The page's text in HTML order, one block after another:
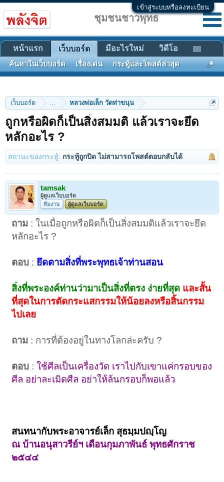
เข้าสู่ระบบหรือลงทะเบียน
เว็บบอร์ด ... หลวงพ่อเล็ก วัดท่าขนุน
ถูกหรือผิดก็เป็นสิ่งสมมติ แล้วเราจะยึด
หลักอะไร ?
สถานะของกระทู้: กระทู้ถูกปิด ไม่สามารถโพสต์ตอบกลับได้
tamsak
ผู้ดูแลเว็บบอร์ด
ทีมงาน
ผู้ดูแลเว็บบอร์ด
ถาม : ในเมื่อถูกหรือผิดก็เป็นสิ่งสมมติแล้วเราจะยึด
หลักอะไร ?
ตอบ :ยึดตามสิ่งที่พระพุทธเจ้าท่านสอน
สิ่งที่พระองค์ท่านว่ามาเป็นสิ่งที่ตรง ง่ายที่สุด และสั้น
ที่สุดในการตัดกระแสกรรมให้น้อยลงหรือสิ้นกรรม
ไปเลย
ถาม : การที่ต้องอยู่ในทางโลกล่ะครับ ?
ตอบ :ใช้ศีลเป็นเครื่องวัด เราไปกับเขาแค่กรอบของ
ศีล อย่าละเมิดศีล อย่าให้ล้นกรอบก็พอแล้ว
สนทนากับพระอาจารย์เล็ก สุธมฺมปญฺโญ
ณ บ้านอนุสาวรีย์ฯ เดือนกุมภาพันธ์ พุทธศักราช
๒๕๔๔
ชุมชนชาวพุทธ
หน้าแรก เว็บบอร์ด
ค้นหาในเว็บบอร์ด เรื่องเด่น กระทู้และโพสต์ล่าสุด
มีอะไรใหม่ วิดีโอ